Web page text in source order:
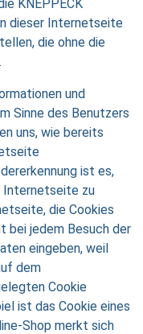
KNEPPECK
dieser Internetseite
die ohne die
und
Sinne des Benutzers
uns, wie bereits
ist es,
Internetseite zu
die Cookies
bei jedem Besuch der
eingeben, weil
dem
Cookie
ist das Cookie eines
Shop merkt sich